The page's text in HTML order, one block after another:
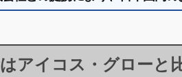
アイコス・グローと